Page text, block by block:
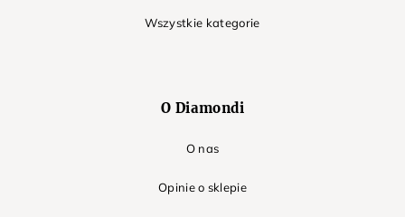
Wszystkie kategorie
O Diamondi
O nas
Opinie o sklepie